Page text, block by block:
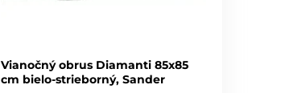
Vianočný obrus Diamanti 85x85
cm bielo-strieborný, Sander